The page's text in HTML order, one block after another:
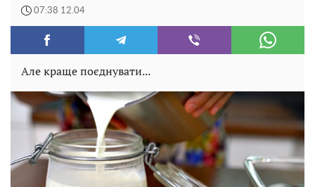
07:38 12.04
Але краще поєднувати...